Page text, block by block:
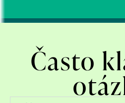
Často